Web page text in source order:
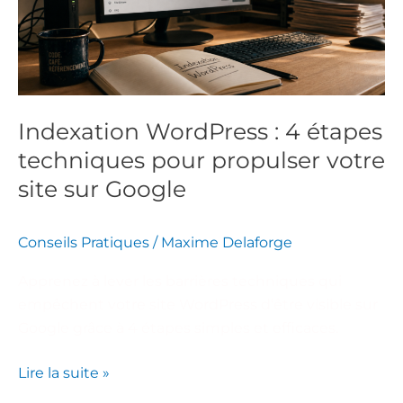
Indexation WordPress : 4 étapes
techniques pour propulser votre
site sur Google
Conseils Pratiques / Maxime Delaforge
techniques
pour
propulser
votre
sur
Google
Lire la suite »